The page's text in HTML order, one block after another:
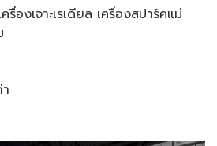
องเจาะเรเดียล เครื่องสปาร์คแม่